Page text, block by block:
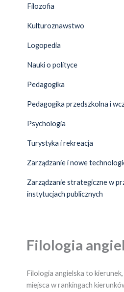
Filologia
Filologia angielska to
miejsca w rankingach
Filozofia
Kulturoznawstwo
Logopedia
Nauki o polityce
Pedagogika
Pedagogika przedszkolna i
Psychologia
Turystyka i rekreacja
Zarządzanie i nowe
Zarządzanie strategiczne w
instytucjach publicznych